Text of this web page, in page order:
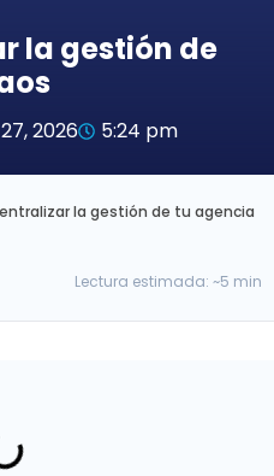
la gestión de
2026 5:24 pm
la gestión de tu agencia
Lectura estimada: ~5 min